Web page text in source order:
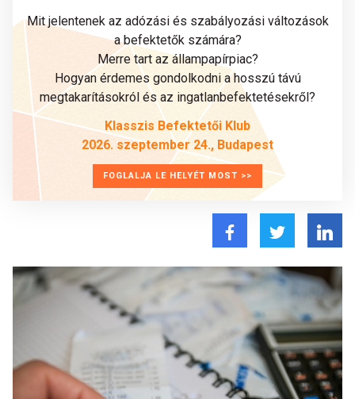
Mit jelentenek az adózási és szabályozási változások
a befektetők számára?
Merre tart az állampapírpiac?
Hogyan érdemes gondolkodni a hosszú távú
megtakarításokról és az ingatlanbefektetésekről?
Klasszis Befektetői Klub
2026. szeptember 24., Budapest
FOGLALJA LE HELYÉT MOST >>